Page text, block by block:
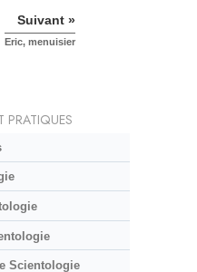
Suivant »
Eric, menuisier
PRATIQUES
Scientologie